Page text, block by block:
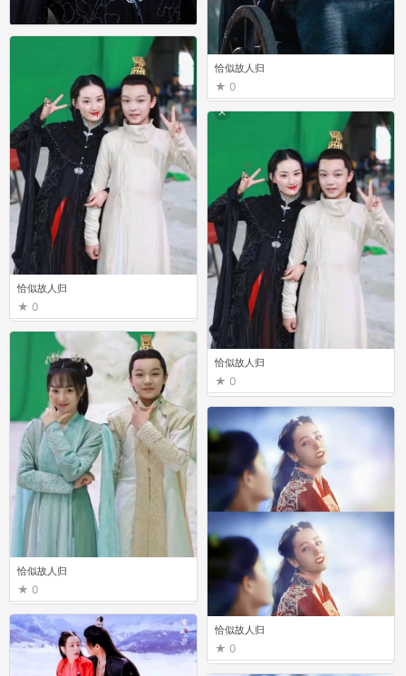
恰似故人归
恰似故人归
0
恰似故人归
0
恰似故人归
0
恰似故人归
0
恰似故人归
0